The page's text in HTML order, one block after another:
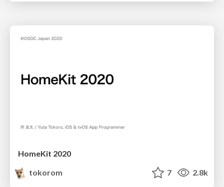
HomeKit 2020
tokorom
7 2.8k